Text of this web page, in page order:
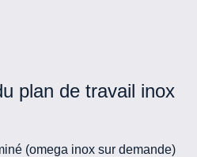
plan de travail inox
(omega inox sur demande)